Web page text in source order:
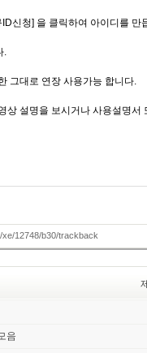
신청] 을 클릭하여 아이디를 만
.
그대로 연장 사용가능 합니다.
상 설명을 보시거나 사용설명서
12748/b30/trackback
음